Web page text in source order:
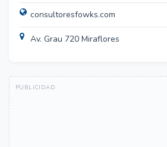
consultoresfowks.com
Av. Grau 720 Miraflores